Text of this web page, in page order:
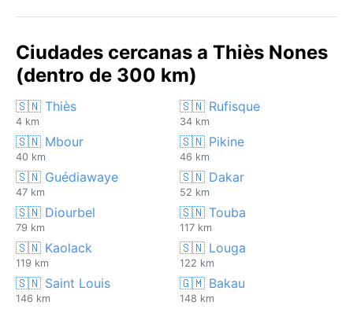
Ciudades cercanas a Thiès Nones
(dentro de 300 km)
🇸🇳 Thiès
4 km
🇸🇳 Rufisque
34 km
🇸🇳 Mbour
40 km
🇸🇳 Pikine
46 km
🇸🇳 Guédiawaye
47 km
🇸🇳 Dakar
52 km
🇸🇳 Diourbel
79 km
🇸🇳 Touba
117 km
🇸🇳 Kaolack
119 km
🇸🇳 Louga
122 km
🇸🇳 Saint Louis
146 km
🇬🇲 Bakau
148 km